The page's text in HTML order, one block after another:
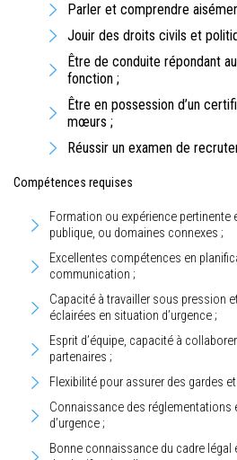
Parler et comprendre
Jouir des droits civils et
Être de conduite répondant
fonction ;
Être en possession d’un
mœurs ;
Réussir un examen de
Compétences requises
Formation ou expérience pertinente
publique, ou domaines connexes ;
Excellentes compétences en
communication ;
Capacité à travailler sous pression
éclairées en situation d’urgence ;
Esprit d’équipe, capacité à
partenaires ;
Flexibilité pour assurer des gardes
Connaissance des
d’urgence ;
Bonne connaissance du cadre